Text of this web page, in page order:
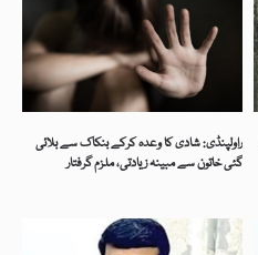
راولپنڈی: شادی کا وعدہ کرکے بنکاک سے بلائی
گئی خاتون سے مبینہ زیادتی، ملزم گرفتار